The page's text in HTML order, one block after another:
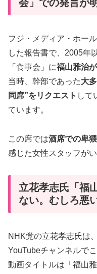
会」での発言が
フジ・メディア・ホー
した報告書で、2005年
「食事会」に福山雅治
当時、幹部であった大
同席”をリクエスト して
ています。
この席では酒席での卑
感じた女性スタッフが
立花孝志氏「福
ない。むしろ悪
NHK党の立花孝志氏は
YouTubeチャンネルでこ
動画タイトルは「福山